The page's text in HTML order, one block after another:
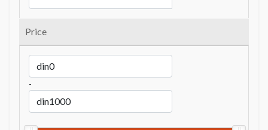
Price
-